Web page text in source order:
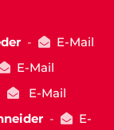
-
E-Mail
E-Mail
E-Mail
-
E-